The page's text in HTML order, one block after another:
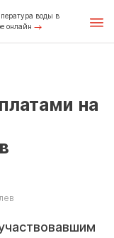
воды в
онлайн
на